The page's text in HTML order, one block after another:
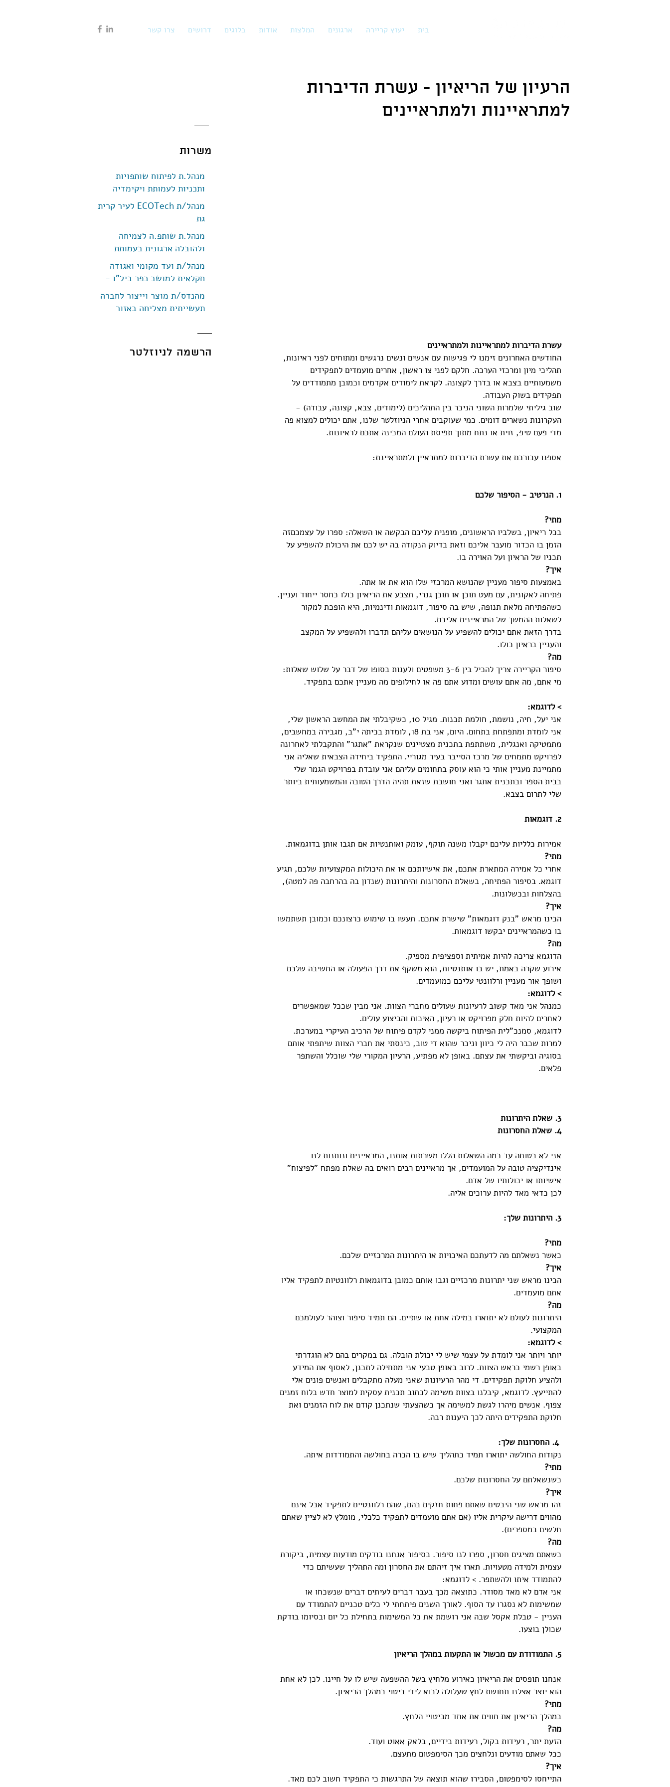
בית יעוץ קריירה ארגונים המלצות אודות בלוגים דרושים צרו קשר
משרות
מנהל.ת לפיתוח שותפויות
ותכניות לעמותת ויקימדיה
ישראל (משרה היברידית)מנהל/ת ECOTech לעיר קרית
גת
מנהל.ת שותפ.ה לצמיחה
ולהובלה ארגונית בעמותת
BeDo
מנהל/ת ועד מקומי ואגודה
חקלאית למושב כפר ביל"ו -
המשרה אוישה בהצלחה 👌🏼
מהנדס/ת מוצר וייצור לחברה
תעשייתית מצליחה באזור
הרשמה לניוזלטר
הרעיון של הריאיון - עשרת הדיברות
למתראיינות ולמתראיינים
עשרת הדיברות למתראיינות ולמתראיינים
החודשים האחרונים זימנו לי פגישות עם אנשים ונשים נרגשים ומתוחים לפני ראיונות,
תהליכי מיון ומרכזי הערכה. חלקם לפני צו ראשון, אחרים מועמדים לתפקידים
משמעותיים בצבא או בדרך לקצונה. לקראת לימודים אקדמים וכמובן מתמודדים על
תפקידים בשוק העבודה.
שוב גיליתי שלמרות השוני הניכר בין התהליכים (לימודים, צבא, קצונה, עבודה) -
העקרונות נשארים דומים. כמי שעוקבים אחרי הניוזלטר שלנו, אתם יכולים למצוא פה
מדי פעם טיפ, זוית או נתח מתוך תפיסת העולם המכינה אתכם לראיונות.
אספנו עבורכם את עשרת הדיברות למתראיין ולמתראיינת:
1. הנרטיב - הסיפור שלכם
מתי?
בכל ריאיון, בשלביו הראשונים, מופנית עליכם הבקשה או השאלה: ספרו על עצמכםזה
הזמן בו הכדור מועבר אליכם וזאת בדיוק הנקודה בה יש לכם את היכולת להשפיע על
תכניו של הראיון ועל האוירה בו.
איך?
באמצעות סיפור מעניין שהנושא המרכזי שלו הוא את או אתה.
פתיחה לאקונית, עם מעט תוכן או תוכן גנרי, תצבע את הריאיון כולו כחסר ייחוד ועניין.
כשהפתיחה מלאת תנופה, שיש בה סיפור, דוגמאות ודינמיות, היא הופכת למקור
לשאלות ההמשך של המראיינים אליכם.
בדרך הזאת אתם יכולים להשפיע על הנושאים עליהם תדברו ולהשפיע על המקצב
והעניין בראיון כולו.
מה?
סיפור הקריירה צריך להכיל בין 3-6 משפטים ולענות בסופו של דבר על שלוש שאלות:
מי אתם, מה אתם עושים ומדוע אתם פה או לחילופים מה מעניין אתכם בתפקיד.
> לדוגמא:
אני יעל, חיה, נושמת, חולמת תכנות. מגיל 10, כשקיבלתי את המחשב הראשון שלי,
אני לומדת ומתפתחת בתחום. היום, אני בת 18, לומדת בכיתה י"ב, מגבירה במחשבים,
מתמטיקה ואנגלית, משתתפת בתכנית מצטיינים שנקראת "אתגר" והתקבלתי לאחרונה
לפרויקט מתמחים של מרכז הסייבר בעיר מגוריי. התפקיד ביחידה הצבאית שאליה אני
מתמיינת מעניין אותי כי הוא עוסק בתחומים עליהם אני עובדת בפרויקט הגמר שלי
בבית הספר ובתכנית אתגר ואני חושבת שזאת תהיה הדרך הטובה והמשמעותית ביותר
שלי לתרום בצבא.
2. דוגמאות
אמירות כלליות עליכם יקבלו משנה תוקף, עומק ואותנטיות אם תגבו אותן בדוגמאות.
מתי?
אחרי כל אמירה המתארת אתכם, את אישיותכם או את היכולות המקצועיות שלכם, תגיע
דוגמא. בסיפור הפתיחה, בשאלת החסרונות והיתרונות (שנדון בה בהרחבה פה למטה),
בהצלחות ובכשלונות.
איך?
הכינו מראש "בנק דוגמאות" שישרת אתכם. תעשו בו שימוש כרצונכם וכמובן תשתמשו
בו כשהמראיינים יבקשו דוגמאות.
מה?
הדוגמא צריכה להיות אמיתית וספציפית מספיק.
אירוע שקרה באמת, יש בו אותנטיות, הוא משקף את דרך הפעולה או החשיבה שלכם
ושופך אור מעניין ורלוונטי עליכם כמועמדים.
> לדוגמא:
כמנהל אני מאד קשוב לרעיונות שעולים מחברי הצוות. אני מבין שככל שמאפשרים
לאחרים להיות חלק מפרויקט או רעיון, האיכות והביצוע עולים.
לדוגמא, סמנכ"לית הפיתוח ביקשה ממני לקדם פיתוח של הרכיב העיקרי במערכת.
למרות שכבר היה לי כיוון וניכר שהוא די טוב, כינסתי את חברי הצוות שיתפתי אותם
בסוגיה וביקשתי את עצתם. באופן לא מפתיע, הרעיון המקורי שלי שוכלל והשתפר
פלאים.
3. שאלת היתרונות
4. שאלת החסרונות
אני לא בטוחה עד כמה השאלות הללו משרתות אותנו, המראיינים ונותנות לנו
אינדיקציה טובה על המועמדים, אך מראיינים רבים רואים בה שאלת מפתח "לפיצוח"
אישיותו או יכולותיו של אדם.
לכן כדאי מאד להיות ערוכים אליה.
3. היתרונות שלך:
מתי?
כאשר נשאלתם מה לדעתכם האיכויות או היתרונות המרכזיים שלכם.
איך?
הכינו מראש שני יתרונות מרכזיים וגבו אותם כמובן בדוגמאות רלוונטיות לתפקיד אליו
אתם מועמדים.
מה?
היתרונות לעולם לא יתוארו במילה אחת או שתיים. הם תמיד סיפור וצוהר לעולמכם
המקצועי.
> לדוגמא:
יותר ויותר אני לומדת על עצמי שיש לי יכולת הובלה. גם במקרים בהם לא הוגדרתי
באופן רשמי כראש הצוות. לרוב באופן טבעי אני מתחילה לתכנן, לאסוף את המידע
ולהציע חלוקת תפקידים. די מהר הרעיונות שאני מעלה מתקבלים ואנשים פונים אלי
להתייעץ. לדוגמא, קיבלנו בצוות משימה לכתוב תכנית עסקית למוצר חדש בלוח זמנים
צפוף. אנשים מיהרו לגשת למשימה אך כשהצעתי שנתכנן קודם את לוח הזמנים ואת
חלוקת התפקידים היתה לכך היענות רבה.
4. החסרונות שלך:
נקודות החולשה יתוארו תמיד כתהליך שיש בו הכרה בחולשה והתמודדות איתה.
מתי?
כשנשאלתם על החסרונות שלכם.
איך?
זהו מראש שני היבטים שאתם פחות חזקים בהם, שהם רלוונטיים לתפקיד אבל אינם
מהווים דרישה עיקרית אליו (אם אתם מועמדים לתפקיד כלכלי, מומלץ לא לציין שאתם
חלשים במספרים).
מה?
כשאתם מציגים חסרון, ספרו לנו סיפור. בסיפור אנחנו בודקים מודעות עצמית, ביקורת
עצמית ולמידה מטעויות. תארו איך זיהתם את החסרון ומה התהליך שעשיתם כדי
להתמודד איתו ולהשתפר. > לדוגמא:
אני אדם לא מאד מסודר. כתוצאה מכך בעבר דברים לעיתים דברים שנשכחו או
שמשימות לא נסגרו עד הסוף. לאורך השנים פיתחתי לי כלים טכניים להתמודד עם
העניין - טבלת אקסל שבה אני רושמת את כל המשימות בתחילת כל יום ובסיומו בודקת
שכולן בוצעו.
5. התמודודת עם מכשול או התקעות במהלך הריאיון
אנחנו תופסים את הריאיון כאירוע מלחיץ בשל ההשפעה שיש לו על חיינו. לכן לא אחת
הוא יוצר אצלנו תחושת לחץ שעלולה לבוא לידי ביטוי במהלך הריאיון.
מתי?
במהלך הריאיון את חווים את אחד מביטויי הלחץ.
מה?
הזעת יתר, רעידות בקול, רעידות בידיים, בלאק אאוט ועוד.
ככל שאתם מודעים ונלחצים מכך הסימפטום מתעצם.
איך?
התייחסו לסימפטום, הסבירו שהוא תוצאה של התרגשות כי התפקיד חשוב לכם מאד.